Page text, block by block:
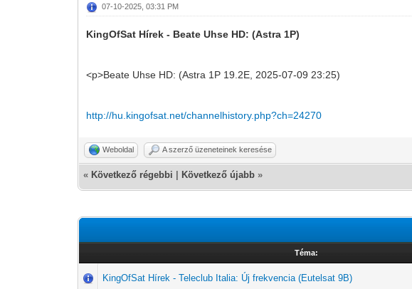
07-10-2025, 03:31 PM
KingOfSat Hírek - Beate Uhse HD: (Astra 1P)
<p>Beate Uhse HD: (Astra 1P 19.2E, 2025-07-09 23:25)
http://hu.kingofsat.net/channelhistory.php?ch=24270
Weboldal A szerző üzeneteinek keresése
« Következő régebbi Következő újabb »
Téma:
KingOfSat Hírek - Teleclub Italia: Új frekvencia (Eutelsat 9B)